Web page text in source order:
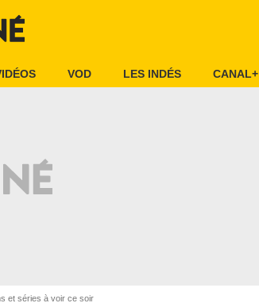
VOD LES INDÉS CANAL+
et séries à voir ce soir